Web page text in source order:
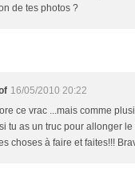
de tes photos ?
16/05/2010 20:22
ce vrac ...mais comme
tu as un truc pour allonger le
choses à faire et faites!!!